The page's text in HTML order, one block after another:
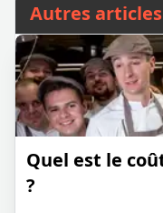
Autres articles
Quel est le
?